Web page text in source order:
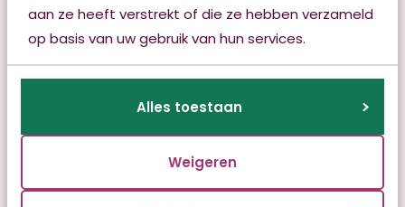
aan ze heeft verstrekt of die ze hebben verzameld
op basis van uw gebruik van hun services.
Alles toestaan
Weigeren
Medezeggenschap
Zonnedauw 7